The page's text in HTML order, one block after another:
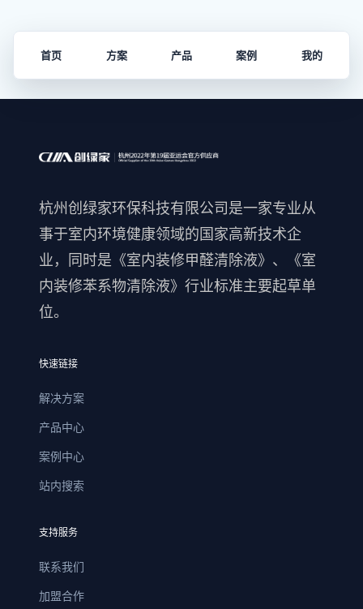
首页 方案 产品 案例 我的
杭州创绿家环保科技有限公司是一家专业从
事于室内环境健康领域的国家高新技术企
业，同时是《室内装修甲醛清除液》、《室
内装修苯系物清除液》行业标准主要起草单
位。
快速链接
解决方案
产品中心
案例中心
站内搜索
支持服务
联系我们
加盟合作